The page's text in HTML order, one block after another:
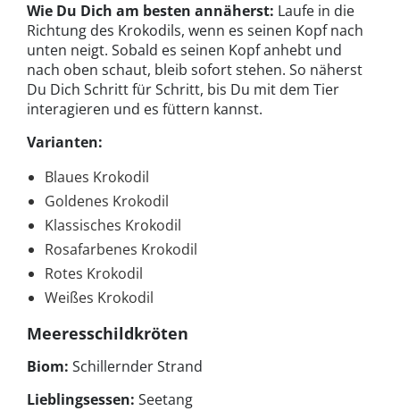
Wie Du Dich am besten annäherst: Laufe in die
Richtung des Krokodils, wenn es seinen Kopf nach
unten neigt. Sobald es seinen Kopf anhebt und
nach oben schaut, bleib sofort stehen. So näherst
Du Dich Schritt für Schritt, bis Du mit dem Tier
interagieren und es füttern kannst.
Varianten:
Blaues Krokodil
Goldenes Krokodil
Klassisches Krokodil
Rosafarbenes Krokodil
Rotes Krokodil
Weißes Krokodil
Meeresschildkröten
Biom: Schillernder Strand
Lieblingsessen: Seetang